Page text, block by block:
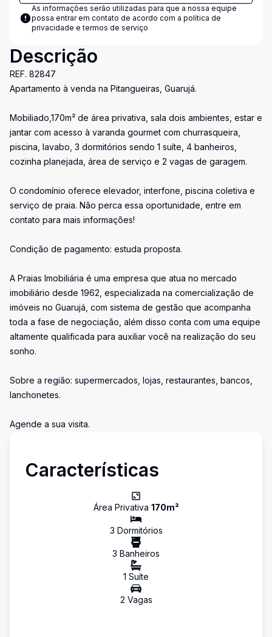
As informações serão utilizadas para que a nossa equipe
possa entrar em contato de acordo com a política de
privacidade e termos de serviço
Descrição
REF. 82847
Apartamento à venda na Pitangueiras, Guarujá.
Mobiliado,170m² de área privativa, sala dois ambientes, estar e
jantar com acesso à varanda gourmet com churrasqueira,
piscina, lavabo, 3 dormitórios sendo 1 suíte, 4 banheiros,
cozinha planejada, área de serviço e 2 vagas de garagem.
O condomínio oferece elevador, interfone, piscina coletiva e
serviço de praia. Não perca essa oportunidade, entre em
contato para mais informações!
Condição de pagamento: estuda proposta.
A Praias Imobiliária é uma empresa que atua no mercado
imobiliário desde 1962, especializada na comercialização de
imóveis no Guarujá, com sistema de gestão que acompanha
toda a fase de negociação, além disso conta com uma equipe
altamente qualificada para auxiliar você na realização do seu
sonho.
Sobre a região: supermercados, lojas, restaurantes, bancos,
lanchonetes.
Agende a sua visita.
Características
Área Privativa 170m²
3 Dormitórios
3 Banheiros
1 Suíte
2 Vagas